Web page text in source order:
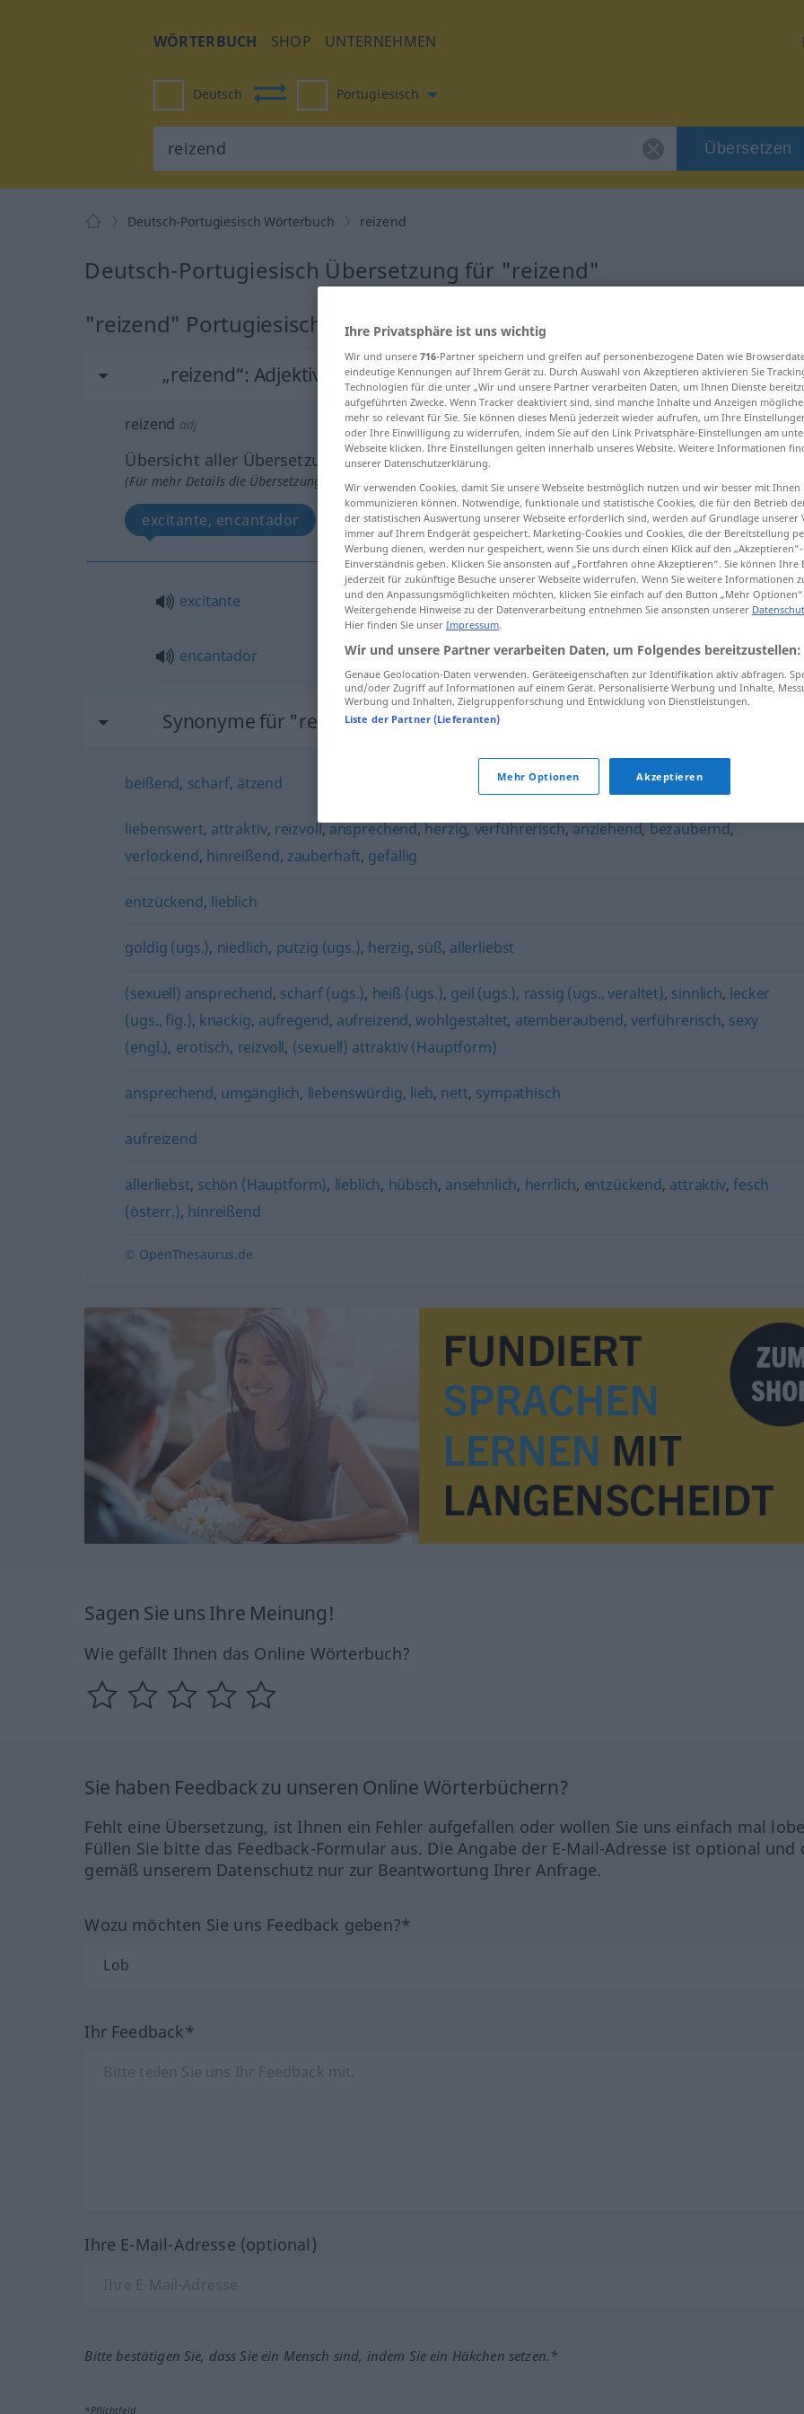
WÖRTERBUCH SHOP UNTERNEHMEN
Deutsch Portugiesisch
Übersetzen
Deutsch-Portugiesisch Wörterbuch reizend
Deutsch-Portugiesisch Übersetzung für "reizend"
"reizend" Portugiesisch Übersetzung
„reizend“: Adjektiv
reizend adj
Übersicht aller Übersetzungen
(Für mehr Details die Übersetzung anklicken/antippen)
excitante, encantador
excitante reizend
encantador reizend(≈ hübsch)
Synonyme für "reizend"
beißend, scharf, ätzend
liebenswert, attraktiv, reizvoll,ansprechend,herzig,verführerisch,anziehend,bezaubernd,
verlockend, hinreißend, zauberhaft, gefällig
entzückend, lieblich
goldig (ugs.), niedlich, putzig (ugs.), herzig, süß, allerliebst
(sexuell) ansprechend, scharf (ugs.), heiß (ugs.), geil (ugs.), rassig (ugs., veraltet), sinnlich, lecker
(ugs., fig.), knackig, aufregend, aufreizend,wohlgestaltet, atemberaubend, verführerisch, sexy
(engl.), erotisch, reizvoll, (sexuell) attraktiv (Hauptform)
ansprechend, umgänglich, liebenswürdig, lieb, nett, sympathisch
aufreizend
allerliebst, schön (Hauptform), lieblich, hübsch, ansehnlich, herrlich, entzückend, attraktiv,fesch
(österr.), hinreißend
© OpenThesaurus.de
Sagen Sie uns Ihre Meinung!
Wie gefällt Ihnen das Online Wörterbuch?
Sie haben Feedback zu unseren Online Wörterbüchern?
Fehlt eine Übersetzung, ist Ihnen ein Fehler aufgefallen oder wollen Sie uns einfach mal
Füllen Sie bitte das Feedback-Formular aus. Die Angabe der E-Mail-Adresse ist optional und
gemäß unserem Datenschutz nur zur Beantwortung Ihrer Anfrage.
Wozu möchten Sie uns Feedback geben?*
Ihr Feedback*
Ihre E-Mail-Adresse (optional)
Bitte bestätigen Sie, dass Sie ein Mensch sind, indem Sie ein Häkchen setzen.*
*Pflichtfeld
Ihre Privatsphäre ist uns wichtig
Wir und unsere 716-Partner speichern und greifen auf personenbezogene Daten wie
eindeutige Kennungen auf Ihrem Gerät zu. Durch Auswahl von Akzeptieren aktivieren Sie
Technologien für die unter „Wir und unsere Partner verarbeiten Daten, um Ihnen Dienste
aufgeführten Zwecke. Wenn Tracker deaktiviert sind, sind manche Inhalte und Anzeigen
mehr so relevant für Sie. Sie können dieses Menü jederzeit wieder aufrufen, um Ihre
oder Ihre Einwilligung zu widerrufen, indem Sie auf den Link Privatsphäre-Einstellungen am
Webseite klicken. Ihre Einstellungen gelten innerhalb unseres Website. Weitere Informationen
unserer Datenschutzerklärung.
Wir verwenden Cookies, damit Sie unsere Webseite bestmöglich nutzen und wir besser mit Ihnen
kommunizieren können. Notwendige, funktionale und statistische Cookies, die für den Betrieb
der statistischen Auswertung unserer Webseite erforderlich sind, werden auf Grundlage unserer
immer auf Ihrem Endgerät gespeichert. Marketing-Cookies und Cookies, die der Bereitstellung
Werbung dienen, werden nur gespeichert, wenn Sie uns durch einen Klick auf den
Einverständnis geben. Klicken Sie ansonsten auf „Fortfahren ohne Akzeptieren“. Sie können Ihre
jederzeit für zukünftige Besuche unserer Webseite widerrufen. Wenn Sie weitere Informationen
und den Anpassungsmöglichkeiten möchten, klicken Sie einfach auf den Button „Mehr Optionen“.
Weitergehende Hinweise zu der Datenverarbeitung entnehmen Sie ansonsten unserer
Hier finden Sie unser Impressum.
Wir und unsere Partner verarbeiten Daten, um Folgendes bereitzustellen:
Genaue Geolocation-Daten verwenden. Geräteeigenschaften zur Identifikation aktiv abfragen.
und/oder Zugriff auf Informationen auf einem Gerät. Personalisierte Werbung und Inhalte,
Werbung und Inhalten, Zielgruppenforschung und Entwicklung von Dienstleistungen.
Liste der Partner (Lieferanten)
Mehr Optionen Akzeptieren